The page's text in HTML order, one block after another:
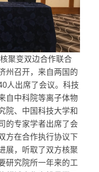
聚变双边合作联合
州召开，来自两国的
人出席了会议。科技
自中科院等离子体物
院、中国科技大学和
的专家学者出席了会
方在合作执行协议下
展，听取了双方核聚
研究院所一年来的工